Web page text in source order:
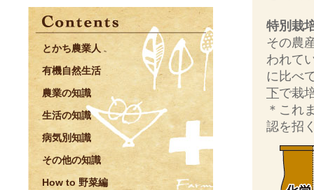
とかち農業人
有機自然生活
農業の知識
生活の知識
病気別知識
その他の知識
How to 野菜編
特別栽
その農
われて
に比べ
下で栽
＊これ
認を招